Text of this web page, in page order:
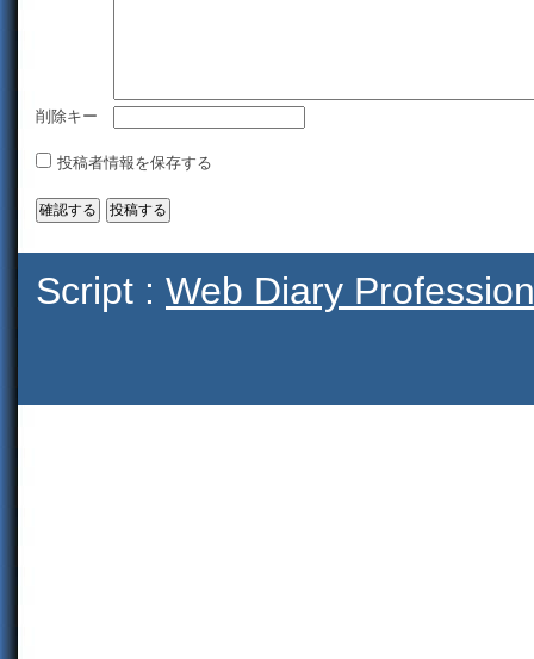
削除キー
投稿者情報を保存する
Script : Web Diary